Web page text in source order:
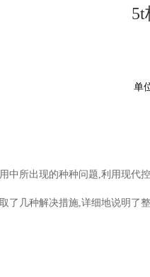
5t
单
中所出现的种种问题,利用现代
了几种解决措施,详细地说明了